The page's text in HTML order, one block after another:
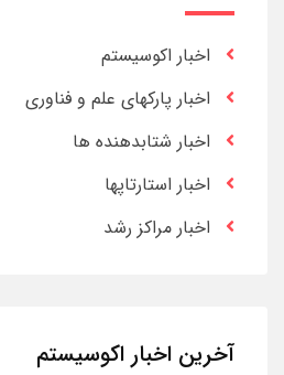
اخبار اکوسیستم
اخبار پارکهای علم و فناوری
اخبار شتابدهنده ها
اخبار استارتاپها
اخبار مراکز رشد
آخرین اخبار اکوسیستم